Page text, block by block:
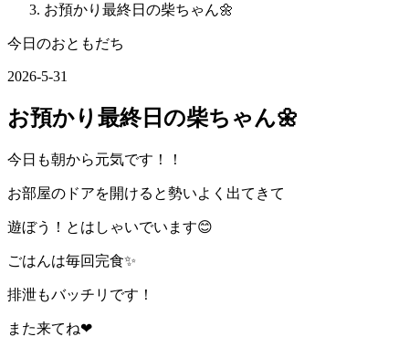
お預かり最終日の柴ちゃん🌼
今日のおともだち
2026-5-31
お預かり最終日の柴ちゃん🌼
今日も朝から元気です！！
お部屋のドアを開けると勢いよく出てきて
遊ぼう！とはしゃいでいます😊
ごはんは毎回完食✨
排泄もバッチリです！
また来てね❤